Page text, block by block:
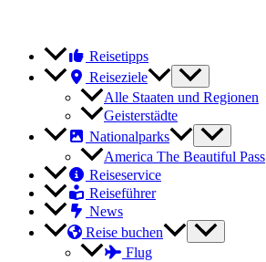
Reisetipps
Reiseziele
Alle Staaten und Regionen
Geisterstädte
Nationalparks
America The Beautiful Pass
Reiseservice
Reiseführer
News
Reise buchen
Flug